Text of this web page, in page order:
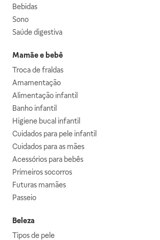
Bebidas
Sono
Saúde digestiva
Mamãe e bebê
Troca de fraldas
Amamentação
Alimentação infantil
Banho infantil
Higiene bucal infantil
Cuidados para pele infantil
Cuidados para as mães
Acessórios para bebês
Primeiros socorros
Futuras mamães
Passeio
Beleza
Tipos de pele